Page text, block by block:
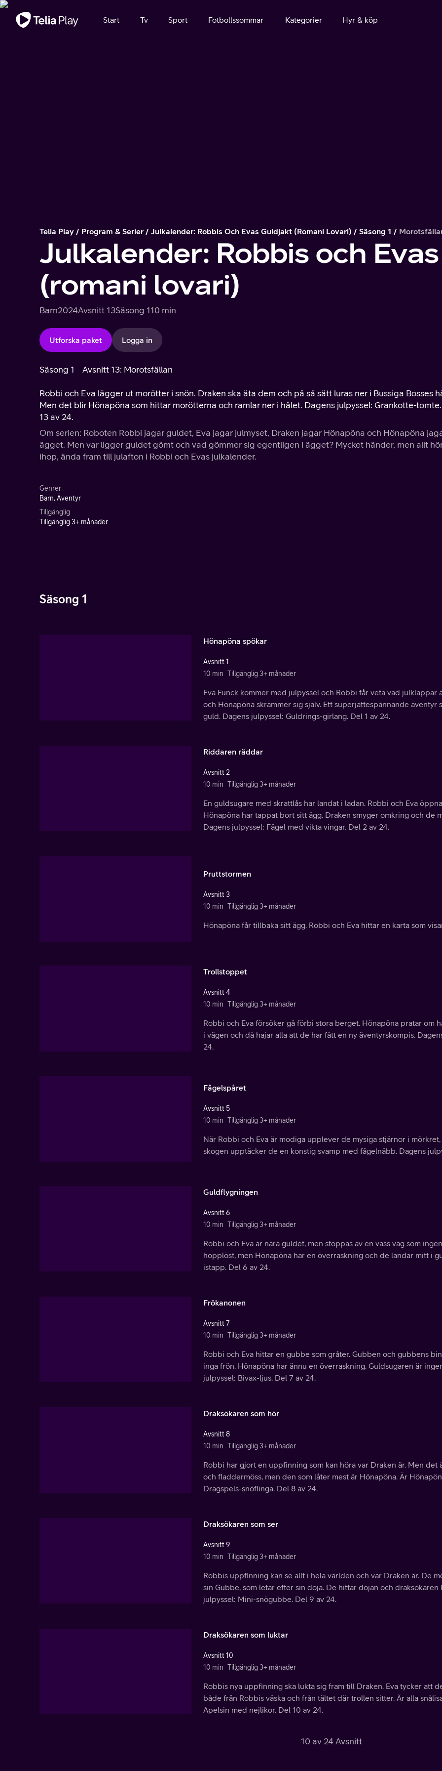
Viktigt meddelande
Start Tv Sport Fotbollssommar Kategorier Hyr & köp
Telia Play Program & Serier Julkalender: Robbis Och Evas Guldjakt (romani Lovari) Säsong 1
Julkalender: Robbis och
(romani lovari)
Barn2024Avsnitt 13Säsong 110 min
Utforska paket Logga in
Säsong 1 Avsnitt 13: Morotsfällan
Robbi och Eva lägger ut morötter i snön. Draken ska äta dem och på så sätt luras ner i Bussiga Bosses
Men det blir Hönapöna som hittar morötterna och ramlar ner i hålet. Dagens julpyssel: Grankotte-
13 av 24.
Om serien: Roboten Robbi jagar guldet, Eva jagar julmyset, Draken jagar Hönapöna och Hönapöna
ägget. Men var ligger guldet gömt och vad gömmer sig egentligen i ägget? Mycket händer, men allt
ihop, ända fram till julafton i Robbi och Evas julkalender.
Genrer
Barn, Äventyr
Tillgänglig
Tillgänglig 3+ månader
Säsong 1
Hönapöna spökar
Avsnitt 1
10 min Tillgänglig 3+ månader
Eva Funck kommer med julpyssel och Robbi får veta vad julklappar
och Hönapöna skrämmer sig själv. Ett superjättespännande äventyr
guld. Dagens julpyssel: Guldrings-girlang. Del 1 av 24.
Riddaren räddar
Avsnitt 2
10 min Tillgänglig 3+ månader
En guldsugare med skrattlås har landat i ladan. Robbi och Eva
Hönapöna har tappat bort sitt ägg. Draken smyger omkring och de
Dagens julpyssel: Fågel med vikta vingar. Del 2 av 24.
Pruttstormen
Avsnitt 3
10 min Tillgänglig 3+ månader
Hönapöna får tillbaka sitt ägg. Robbi och Eva hittar en karta som
Trollstoppet
Avsnitt 4
10 min Tillgänglig 3+ månader
Robbi och Eva försöker gå förbi stora berget. Hönapöna pratar om
i vägen och då hajar alla att de har fått en ny äventyrskompis.
24.
Fågelspåret
Avsnitt 5
10 min Tillgänglig 3+ månader
När Robbi och Eva är modiga upplever de mysiga stjärnor i
skogen upptäcker de en konstig svamp med fågelnäbb. Dagens
Guldflygningen
Avsnitt 6
10 min Tillgänglig 3+ månader
Robbi och Eva är nära guldet, men stoppas av en vass väg som
hopplöst, men Hönapöna har en överraskning och de landar mitt i
istapp. Del 6 av 24.
Frökanonen
Avsnitt 7
10 min Tillgänglig 3+ månader
Robbi och Eva hittar en gubbe som gråter. Gubben och gubbens
inga frön. Hönapöna har ännu en överraskning. Guldsugaren är
julpyssel: Bivax-ljus. Del 7 av 24.
Draksökaren som hör
Avsnitt 8
10 min Tillgänglig 3+ månader
Robbi har gjort en uppfinning som kan höra var Draken är. Men det
och fladdermöss, men den som låter mest är Hönapöna. Är
Dragspels-snöflinga. Del 8 av 24.
Draksökaren som ser
Avsnitt 9
10 min Tillgänglig 3+ månader
Robbis uppfinning kan se allt i hela världen och var Draken är. De
sin Gubbe, som letar efter sin doja. De hittar dojan och draksökaren
julpyssel: Mini-snögubbe. Del 9 av 24.
Draksökaren som luktar
Avsnitt 10
10 min Tillgänglig 3+ månader
Robbis nya uppfinning ska lukta sig fram till Draken. Eva tycker att
både från Robbis väska och från tältet där trollen sitter. Är alla
Apelsin med nejlikor. Del 10 av 24.
10 av 24 Avsnitt